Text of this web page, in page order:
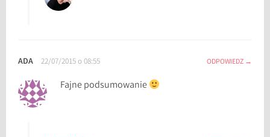
ADA 22/07/2015 o 08:55 ODPOWIEDZ
Fajne podsumowanie